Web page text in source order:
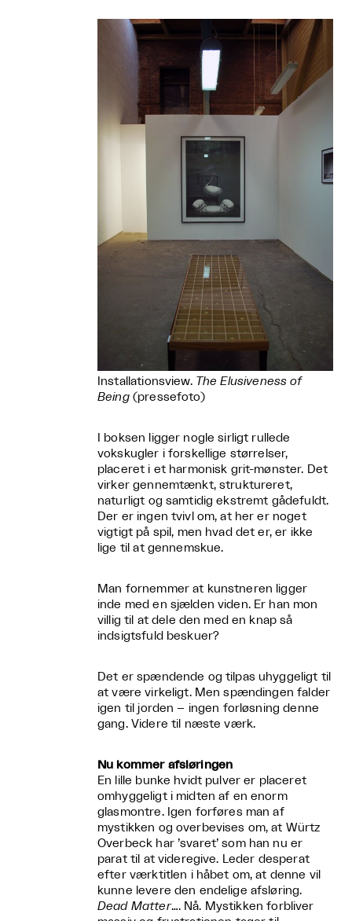
Installationsview. The Elusiveness of
Being(pressefoto)
I boksen ligger nogle sirligt rullede
vokskugler i forskellige størrelser,
placeret i et harmonisk grit-mønster. Det
virker gennemtænkt, struktureret,
naturligt og samtidig ekstremt gådefuldt.
Der er ingen tvivl om, at her er noget
vigtigt på spil, men hvad det er, er ikke
lige til at gennemskue.
Man fornemmer at kunstneren ligger
inde med en sjælden viden. Er han mon
villig til at dele den med en knap så
indsigtsfuld beskuer?
Det er spændende og tilpas uhyggeligt til
at være virkeligt. Men spændingen falder
igen til jorden – ingen forløsning denne
gang. Videre til næste værk.
Nu kommer afsløringen
En lille bunke hvidt pulver er placeret
omhyggeligt i midten af en enorm
glasmontre. Igen forføres man af
mystikken og overbevises om, at Würtz
Overbeck har ’svaret’ som han nu er
parat til at videregive. Leder desperat
efter værktitlen i håbet om, at denne vil
kunne levere den endelige afsløring.
Dead Matter…. Nå. Mystikken forbliver